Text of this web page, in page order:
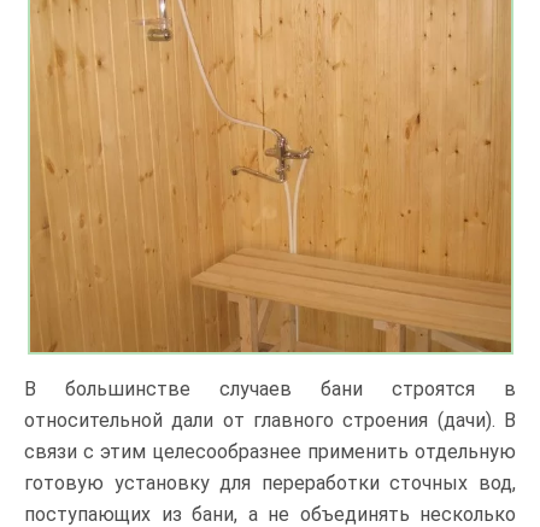
В большинстве случаев бани строятся в
относительной дали от главного строения (дачи). В
связи с этим целесообразнее применить отдельную
готовую установку для переработки сточных вод,
поступающих из бани, а не объединять несколько